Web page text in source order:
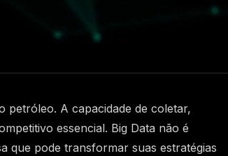
petróleo. A capacidade de coletar,
essencial. Big Data não é
que pode transformar suas estratégias